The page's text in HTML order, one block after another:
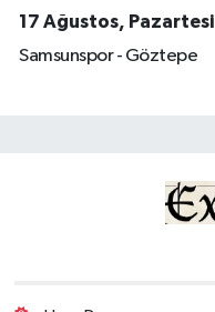
17 Ağustos, Pazartesi
Samsunspor - Göztepe